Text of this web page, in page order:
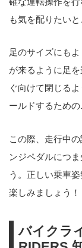
も気を配りたいと
足のサイズにも
が来るように足
ぐ向けて閉じる
ールドするため
この際、走行中
ンジペダルにつ
う。正しい乗車
楽しみましょう！
バイクラ